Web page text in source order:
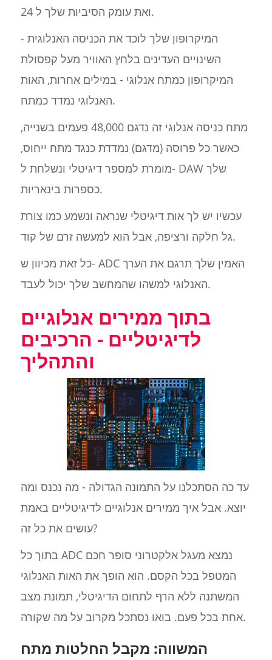
ואת עומק הסיביות שלך ל 24.
המיקרופון שלך לוכד את הכניסה האנלוגית -
השינויים העדינים בלחץ האוויר מעל קפסולת
המיקרופון כמתח אנלוגי - במילים אחרות, האות
האנלוגי נמדד כמתח.
מתח כניסה אנלוגי זה נדגם 48,000 פעמים בשנייה,
כאשר כל פרוסה (מדגם) נמדדת כנגד מתח ייחוס,
מומרת למספר דיגיטלי ונשלחת ל- DAW שלך
כספרות בינאריות.
עכשיו יש לך אות דיגיטלי שנראה ונשמע כמו צורת
גל חלקה ורציפה, אבל הוא למעשה זרם של קוד.
כל זאת מכיוון ש- ADC האמין שלך תרגם את הערך
האנלוגי למשהו שהמחשב שלך יכול לעבד.
בתוך ממירים אנלוגיים
לדיגיטליים - הרכיבים
והתהליך
עד כה הסתכלנו על התמונה הגדולה - מה נכנס ומה
יוצא. אבל איך ממירים אנלוגיים לדיגיטליים באמת
עושים את כל זה?
בתוך כל ADC נמצא מעגל אלקטרוני סופר חכם
המטפל בכל הקסם. הוא הופך את האות האנלוגי
המשתנה ללא הרף לתחום הדיגיטלי, תמונת מצב
אחת בכל פעם. בואו נסתכל מקרוב על מה שקורה.
המשווה: מקבל החלטות מתח